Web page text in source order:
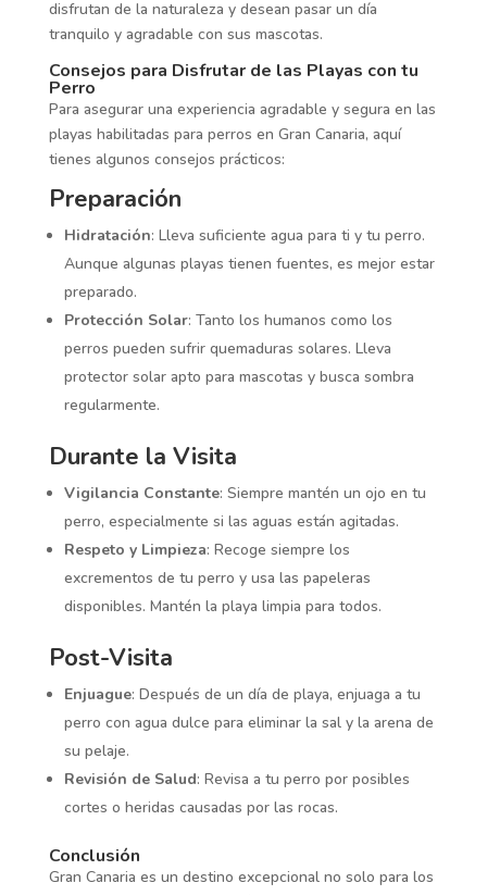
disfrutan de la naturaleza y desean pasar un día
tranquilo y agradable con sus mascotas.
Consejos para Disfrutar de las Playas con tu
Perro
Para asegurar una experiencia agradable y segura en las
playas habilitadas para perros en Gran Canaria, aquí
tienes algunos consejos prácticos:
Preparación
Hidratación: Lleva suficiente agua para ti y tu perro.
Aunque algunas playas tienen fuentes, es mejor estar
preparado.
Protección Solar: Tanto los humanos como los
perros pueden sufrir quemaduras solares. Lleva
protector solar apto para mascotas y busca sombra
regularmente.
Durante la Visita
Vigilancia Constante: Siempre mantén un ojo en tu
perro, especialmente si las aguas están agitadas.
Respeto y Limpieza: Recoge siempre los
excrementos de tu perro y usa las papeleras
disponibles. Mantén la playa limpia para todos.
Post-Visita
Enjuague: Después de un día de playa, enjuaga a tu
perro con agua dulce para eliminar la sal y la arena de
su pelaje.
Revisión de Salud: Revisa a tu perro por posibles
cortes o heridas causadas por las rocas.
Conclusión
Gran Canaria es un destino excepcional no solo para los